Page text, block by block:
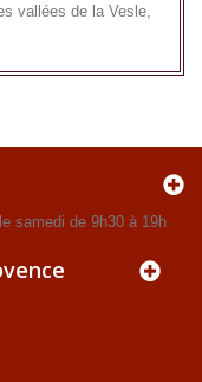
vallées de la Vesle,
samedi de 9h30 à 19h